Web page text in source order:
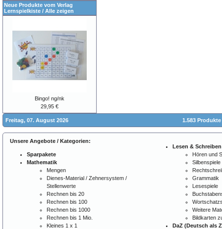
Neue Produkte vom Verlag
Lernspielkiste / Alle zeigen
Bingo! ng/nk
29,95 €
Freitag, 07. August 2026 1.583
Unsere Angebote / Kategorien:
Sparpakete
Mathematik
Mengen
Dienes-Material / Zehnersystem /
Stellenwerte
Rechnen bis 20
Rechnen bis 100
Rechnen bis 1000
Rechnen bis 1 Mio.
Kleines 1 x 1
Lesen & Schreiben
Hören und
Silbenspiele
Grammatik
Lesespiele
Weitere
Bildkarten
DaZ (Deutsch als